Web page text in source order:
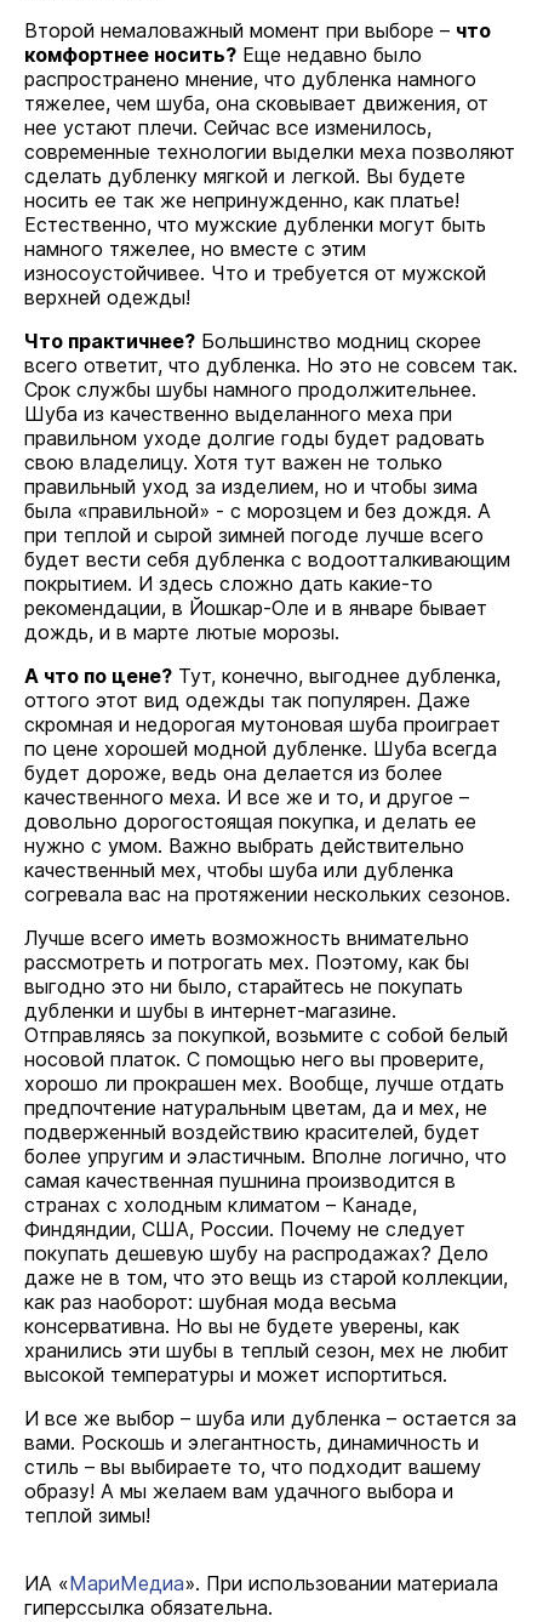
Второй немаловажный момент при выборе – что
комфортнее носить? Еще недавно было
распространено мнение, что дубленка намного
тяжелее, чем шуба, она сковывает движения, от
нее устают плечи. Сейчас все изменилось,
современные технологии выделки меха позволяют
сделать дубленку мягкой и легкой. Вы будете
носить ее так же непринужденно, как платье!
Естественно, что мужские дубленки могут быть
намного тяжелее, но вместе с этим
износоустойчивее. Что и требуется от мужской
верхней одежды!
Что практичнее? Большинство модниц скорее
всего ответит, что дубленка. Но это не совсем так.
Срок службы шубы намного продолжительнее.
Шуба из качественно выделанного меха при
правильном уходе долгие годы будет радовать
свою владелицу. Хотя тут важен не только
правильный уход за изделием, но и чтобы зима
была «правильной» - с морозцем и без дождя. А
при теплой и сырой зимней погоде лучше всего
будет вести себя дубленка с водоотталкивающим
покрытием. И здесь сложно дать какие-то
рекомендации, в Йошкар-Оле и в январе бывает
дождь, и в марте лютые морозы.
А что по цене? Тут, конечно, выгоднее дубленка,
оттого этот вид одежды так популярен. Даже
скромная и недорогая мутоновая шуба проиграет
по цене хорошей модной дубленке. Шуба всегда
будет дороже, ведь она делается из более
качественного меха. И все же и то, и другое –
довольно дорогостоящая покупка, и делать ее
нужно с умом. Важно выбрать действительно
качественный мех, чтобы шуба или дубленка
согревала вас на протяжении нескольких сезонов.
Лучше всего иметь возможность внимательно
рассмотреть и потрогать мех. Поэтому, как бы
выгодно это ни было, старайтесь не покупать
дубленки и шубы в интернет-магазине.
Отправляясь за покупкой, возьмите с собой белый
носовой платок. С помощью него вы проверите,
хорошо ли прокрашен мех. Вообще, лучше отдать
предпочтение натуральным цветам, да и мех, не
подверженный воздействию красителей, будет
более упругим и эластичным. Вполне логично, что
самая качественная пушнина производится в
странах с холодным климатом – Канаде,
Финдяндии, США, России. Почему не следует
покупать дешевую шубу на распродажах? Дело
даже не в том, что это вещь из старой коллекции,
как раз наоборот: шубная мода весьма
консервативна. Но вы не будете уверены, как
хранились эти шубы в теплый сезон, мех не любит
высокой температуры и может испортиться.
И все же выбор – шуба или дубленка – остается за
вами. Роскошь и элегантность, динамичность и
стиль – вы выбираете то, что подходит вашему
образу! А мы желаем вам удачного выбора и
теплой зимы!
ИА «МариМедиа». При использовании материала
гиперссылка обязательна.